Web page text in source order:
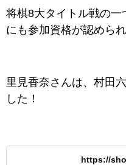
将棋8大タイトル戦の
にも参加資格が認められ
里見香奈さんは、村田
した！
https://